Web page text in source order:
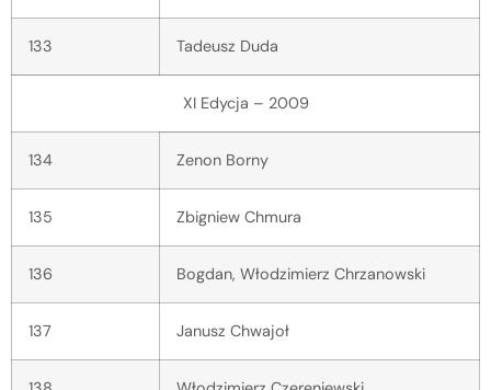
133 Tadeusz Duda
XI Edycja – 2009
134 Zenon Borny
135 Zbigniew Chmura
136 Bogdan, Włodzimierz Chrzanowski
137 Janusz Chwajoł